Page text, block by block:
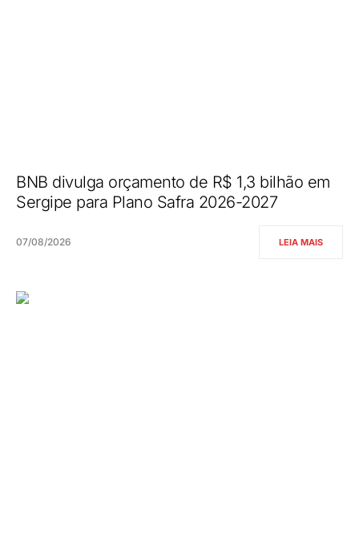
BNB divulga orçamento de R$ 1,3 bilhão em
Sergipe para Plano Safra 2026-2027
07/08/2026 LEIA MAIS